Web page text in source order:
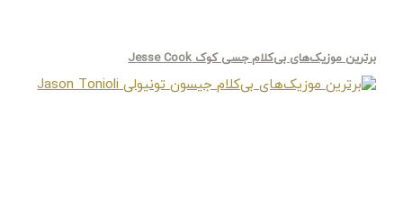
برترین موزیک‌های بی‌کلام جسی کوک Jesse Cook